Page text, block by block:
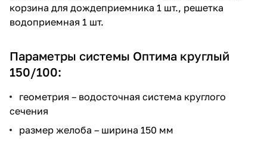
корзина для дождеприемника 1 шт., решетка
водоприемная 1 шт.
Параметры системы Оптима круглый
150/100:
геометрия – водосточная система круглого
сечения
размер желоба – ширина 150 мм